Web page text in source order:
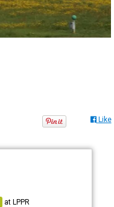
Like
atLPPR